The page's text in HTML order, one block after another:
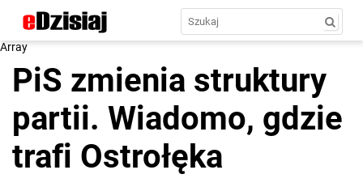
Array
PiS zmienia struktury
partii. Wiadomo, gdzie
trafi Ostrołęka